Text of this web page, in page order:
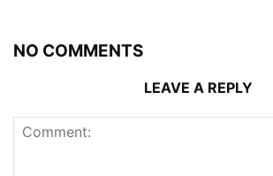
NO COMMENTS
LEAVE A REPLY